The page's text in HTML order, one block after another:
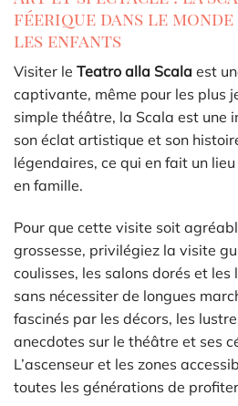
féerique dans le monde
les enfants
Visiter le Teatro alla Scala est
captivante, même pour les plus
simple théâtre, la Scala est une
son éclat artistique et son
légendaires, ce qui en fait un
en famille.
Pour que cette visite soit
grossesse, privilégiez la visite
coulisses, les salons dorés et les
sans nécessiter de longues
fascinés par les décors, les
anecdotes sur le théâtre et ses
L’ascenseur et les zones
toutes les générations de